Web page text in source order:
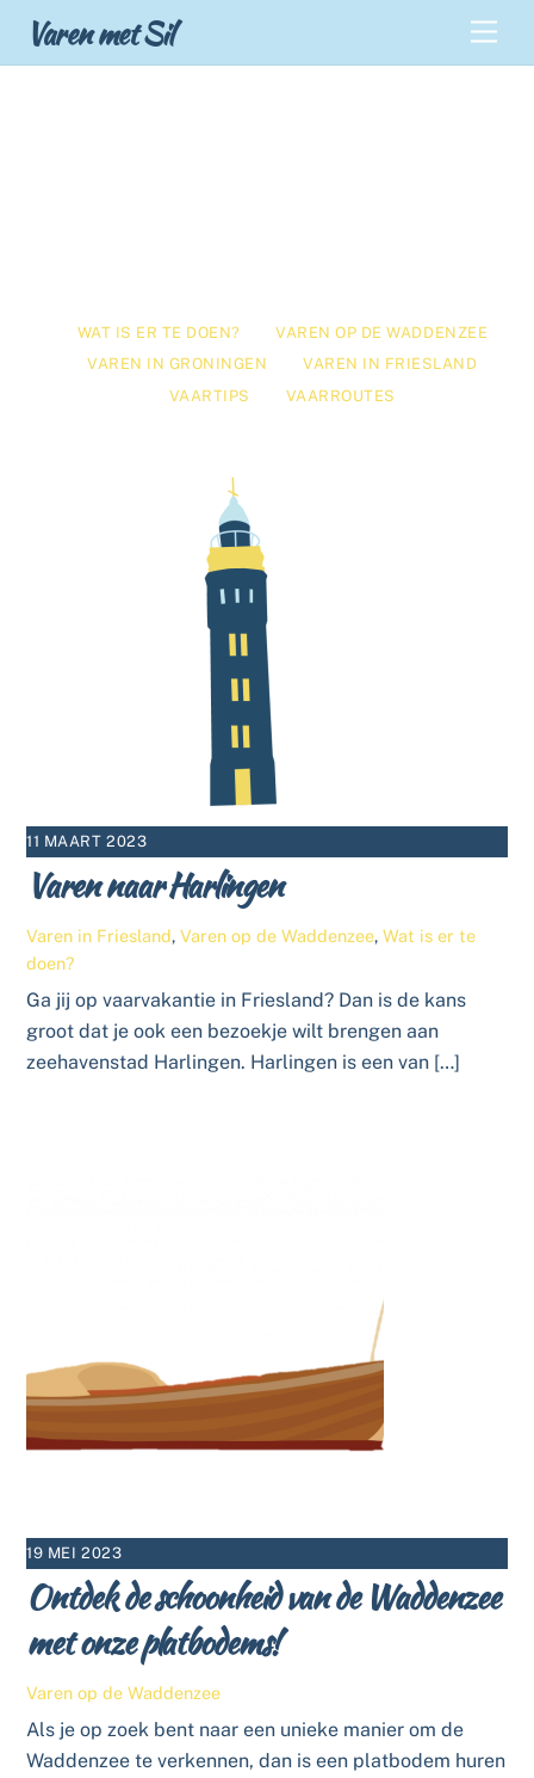
Varen met Sil
WAT IS ER TE DOEN?
VAREN OP DE WADDENZEE
VAREN IN GRONINGEN
VAREN IN FRIESLAND
VAARTIPS
VAARROUTES
11 MAART 2023
Varen naar Harlingen
Varen in Friesland,Varen op de Waddenzee,Wat is er te
doen?
Ga jij op vaarvakantie in Friesland? Dan is de kans
groot dat je ook een bezoekje wilt brengen aan
zeehavenstad Harlingen. Harlingen is een van […]
19 MEI 2023
Ontdek de schoonheid van de Waddenzee
met onze platbodems!
Varen op de Waddenzee
Als je op zoek bent naar een unieke manier om de
Waddenzee te verkennen, dan is een platbodem huren